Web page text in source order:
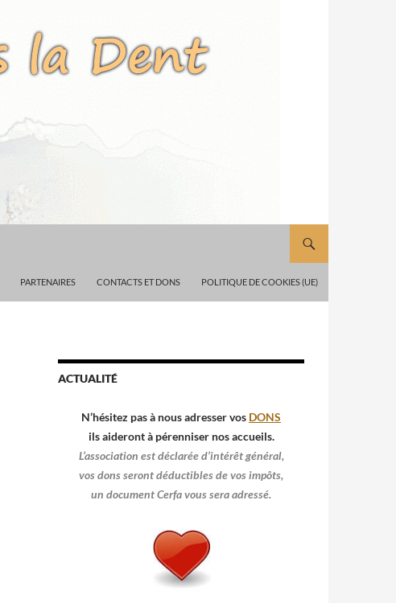
PARTENAIRES CONTACTS ET DONS POLITIQUE DE COOKIES (UE)
ACTUALITÉ
N’hésitez pas à nous adresser vos DONS
ils aideront à pérenniser nos accueils.
L’association est déclarée d’intérêt général,
vos dons seront déductibles de vos impôts,
un document Cerfa vous sera adressé.